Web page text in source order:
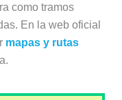
como tramos
En la web oficial
mapas y rutas